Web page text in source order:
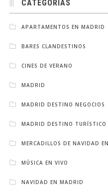
CATEGORÍAS
APARTAMENTOS EN MADRID
BARES CLANDESTINOS
CINES DE VERANO
MADRID
MADRID DESTINO NEGOCIOS
MADRID DESTINO TURÍSTICO
MERCADILLOS DE NAVIDAD
MÚSICA EN VIVO
NAVIDAD EN MADRID